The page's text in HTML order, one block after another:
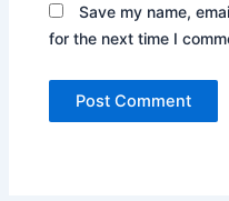
Save my name,
for the next time I